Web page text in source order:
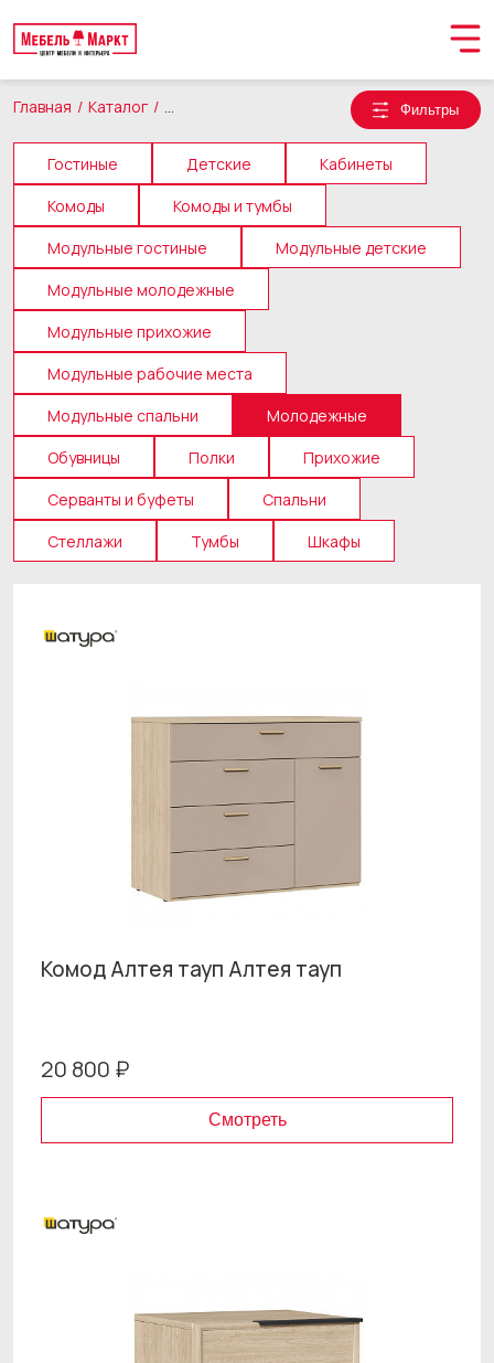
Главная Каталог Корпусная мебель МолодежныеФильтры
Гостиные Детские
Кабинеты
Комоды
Комоды и тумбы
Модульные гостиные
Модульные детские
Модульные молодежные
Модульные прихожие
Модульные рабочие места
Модульные спальни
Молодежные
Обувницы
Полки
Прихожие
Серванты и буфеты
Спальни
Стеллажи
Тумбы Шкафы
Комод Алтея тауп Алтея тауп
20 800 ₽
Смотреть
Обращение принято
В ближайшее время мы свяжемся с вами